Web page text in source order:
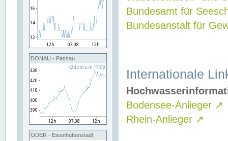
DONAU - Passau
ODER - Eisenhüttenstadt
Bundesamt für
Bundesanstalt für
Internationale
Bodensee-Anlieger ↗
Rhein-Anlieger ↗